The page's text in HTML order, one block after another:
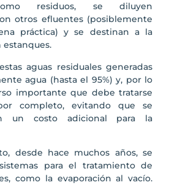
residuos, se diluyen
otros efluentes (posiblemente
práctica) y se destinan a la
estanques.
aguas residuales generadas
agua (hasta el 95%) y, por lo
importante que debe tratarse
completo, evitando que se
un costo adicional para la
desde hace muchos años, se
para el tratamiento de
como la evaporación al vacío.